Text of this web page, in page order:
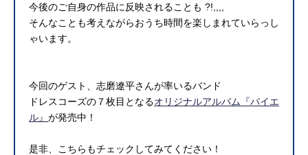
今後のご自身の作品に反映されることも ?!,,,,
そんなことも考えながらおうち時間を楽しまれていらっし
ゃいます。
今回のゲスト、志磨遼平さんが率いるバンド
ドレスコーズの７枚目となるオリジナルアルバム『バイエ
ル』 が発売中！
是非、こちらもチェックしてみてください！